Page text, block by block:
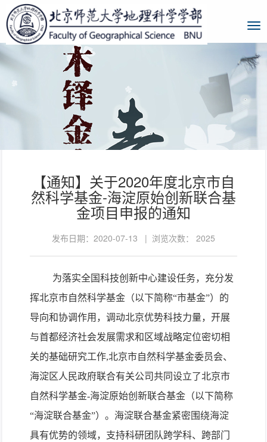
【通知】关于2020年度北京市自
然科学基金-海淀原始创新联合基
金项目申报的通知
发布日期：2020-07-13 | 浏览次数： 2025
为落实全国科技创新中心建设任务，充分发
挥北京市自然科学基金（以下简称“市基金”）的
导向和协调作用，调动北京优势科技力量，开展
与首都经济社会发展需求和区域战略定位密切相
关的基础研究工作,北京市自然科学基金委员会、
海淀区人民政府联合有关公司共同设立了北京市
自然科学基金-海淀原始创新联合基金（以下简称
“海淀联合基金”）。海淀联合基金紧密围绕海淀
具有优势的领域，支持科研团队跨学科、跨部门